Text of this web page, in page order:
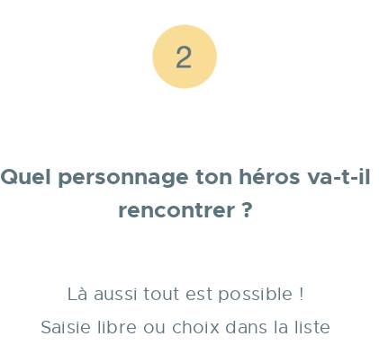
Quel personnage ton héros va-t-il
rencontrer ?
Là aussi tout est possible !
Saisie libre ou choix dans la liste